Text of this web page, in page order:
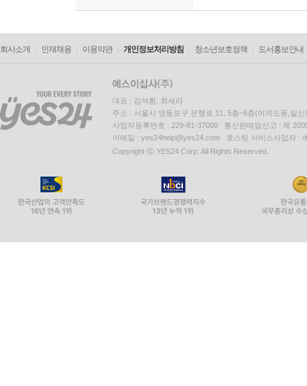
회사소개 인재채용 이용약관 개인정보처리방침 청소년보호정책 도서홍보안내
대표 : 김석환, 최세라
주소 : 서울시 영등포구 은행로 11, 5층~6층(여의도동,일신
사업자등록번호 : 229-81-37000 통신판매업신고 : 제
이메일 : yes24help@yes24.com 호스팅 서비스사업자 :
Copyright ⓒ YES24 Corp. All Rights Reserved.